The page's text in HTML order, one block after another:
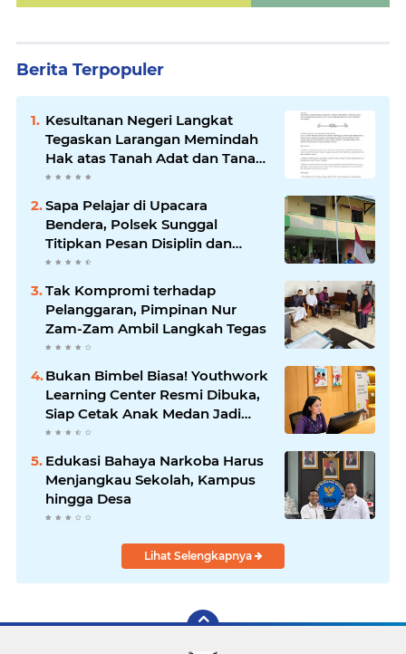
Berita Terpopuler
Kesultanan Negeri Langkat
Tegaskan Larangan Memindah
Hak atas Tanah Adat dan Tanah
Kesultanan
Sapa Pelajar di Upacara
Bendera, Polsek Sunggal
Titipkan Pesan Disiplin dan
Jauhi Kenakalan Remaja
Tak Kompromi terhadap
Pelanggaran, Pimpinan Nur
Zam-Zam Ambil Langkah Tegas
Bukan Bimbel Biasa! Youthwork
Learning Center Resmi Dibuka,
Siap Cetak Anak Medan Jadi
Pemimpin Berstandar Global
Edukasi Bahaya Narkoba Harus
Menjangkau Sekolah, Kampus
hingga Desa
Lihat Selengkapnya